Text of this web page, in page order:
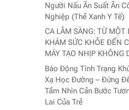
Người Nấu Ăn Suất Ăn
Nghiệp (Thẻ Xanh Y Tế)
CA LÂM SÀNG: TỪ MỘT
KHÁM SỨC KHỎE ĐẾN
MÁY TẠO NHỊP KHÔNG
Báo Động Tình Trạng
Xạ Học Đường – Đừng
Tầm Nhìn Cản Bước
Lai Của Trẻ